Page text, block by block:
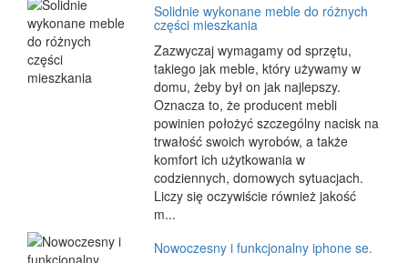
Solidnie wykonane meble do różnych
części mieszkania
Zazwyczaj wymagamy od sprzętu,
takiego jak meble, który używamy w
domu, żeby był on jak najlepszy.
Oznacza to, że producent mebli
powinien położyć szczególny nacisk na
trwałość swoich wyrobów, a także
komfort ich użytkowania w
codziennych, domowych sytuacjach.
Liczy się oczywiście również jakość
m...
Nowoczesny i funkcjonalny iphone se.